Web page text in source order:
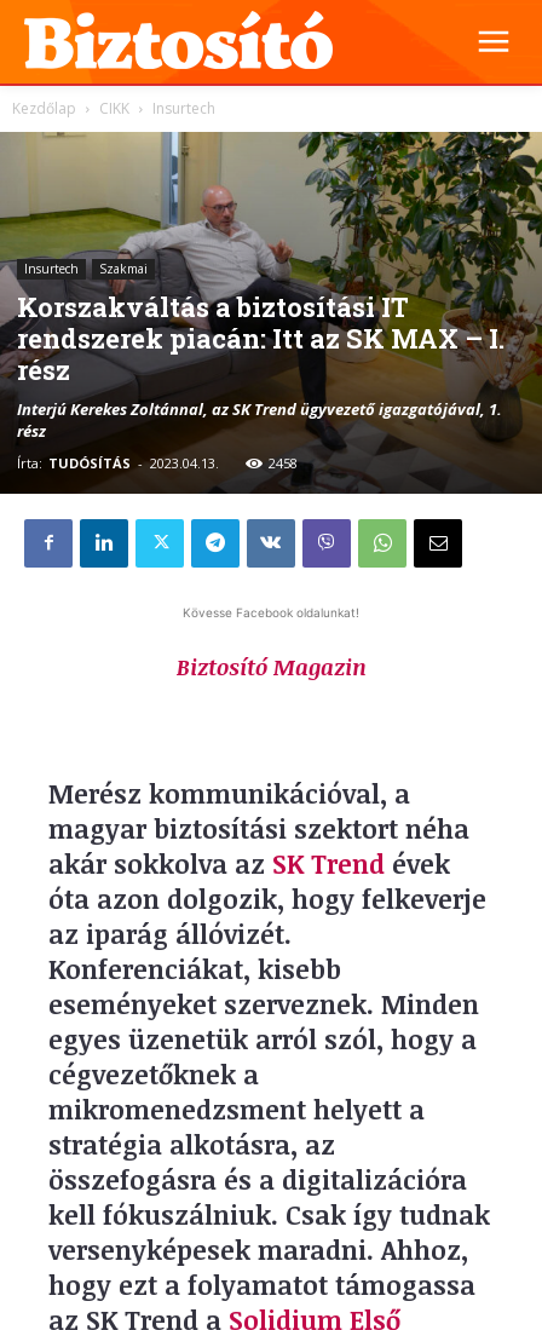
Kezdőlap CIKK Insurtech
Insurtech Szakmai
Korszakváltás a biztosítási IT
rendszerek piacán: Itt az SK MAX – I.
rész
Interjú Kerekes Zoltánnal, az SK Trend ügyvezető igazgatójával, 1.
rész
Írta: TUDÓSÍTÁS - 2023.04.13. 2458
Kövesse Facebook oldalunkat!
Biztosító Magazin
Merész kommunikációval, a
magyar biztosítási szektort néha
akár sokkolva az SK Trend évek
óta azon dolgozik, hogy felkeverje
az iparág állóvizét.
Konferenciákat, kisebb
eseményeket szerveznek. Minden
egyes üzenetük arról szól, hogy a
cégvezetőknek a
mikromenedzsment helyett a
stratégia alkotásra, az
összefogásra és a digitalizációra
kell fókuszálniuk. Csak így tudnak
versenyképesek maradni. Ahhoz,
hogy ezt a folyamatot támogassa
az SK Trend a Solidium Első